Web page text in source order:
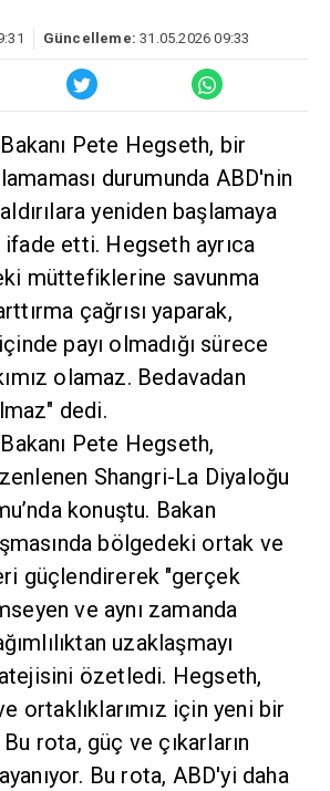
Pete Hegseth, bir
durumunda ABD'nin
yeniden başlamaya
etti. Hegseth ayrıca Asya-
savunma
çağrısı yaparak,
payı olmadığı sürece güçlü
Bedavadan faydalanmak
Pete Hegseth,
Shangri-La Diyaloğu
konuştu. Bakan Hegseth,
ortak ve müttefik
"gerçek ortaklığı"
zamanda ABD'ye olan
hedefleyen
Hegseth, "İttifaklarımız ve
yeni bir rota çiziyoruz. Bu
gerçeklerine dayanıyor.
güçlü, müttefiklerimizi ve
yetenekli ve Pasifik bölgesini